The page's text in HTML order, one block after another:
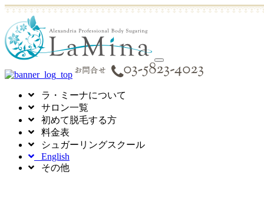
toggle
navigation
ラ・ミーナについて
サロン一覧
初めて脱毛する方
料金表
シュガーリングスクール
English
その他